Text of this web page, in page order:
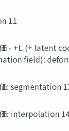
11
- +L (+ latent
ﬁeld):
: segmentation
価: interpolation